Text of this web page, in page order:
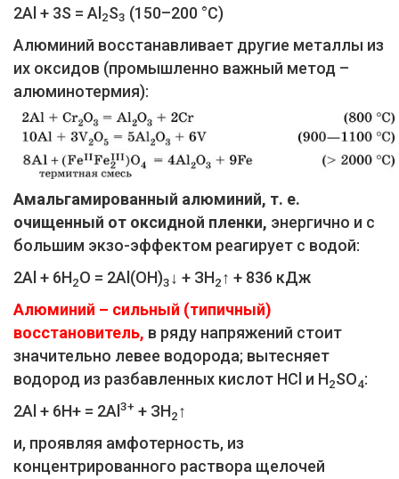
2Al + 3S = Al 2S3 (150–200 °C)
Алюминий восстанавливает другие металлы из
их оксидов (промышленно важный метод –
алюминотермия):
Амальгамированный алюминий, т. е.
очищенный от оксидной пленки, энергично и с
большим экзо-эффектом реагирует с водой:
2Al + 6Н2O = 2Al(ОН)3↓ + ЗН2↑ + 836 кДж
Алюминий – сильный (типичный)
восстановитель, в ряду напряжений стоит
значительно левее водорода; вытесняет
водород из разбавленных кислот НCl и H2SO4:
2Al + 6Н+ = 2Al 3+ + ЗН2↑
и, проявляя амфотерность, из
концентрированного раствора щелочей